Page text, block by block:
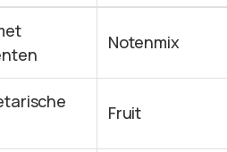
Notenmix
Fruit